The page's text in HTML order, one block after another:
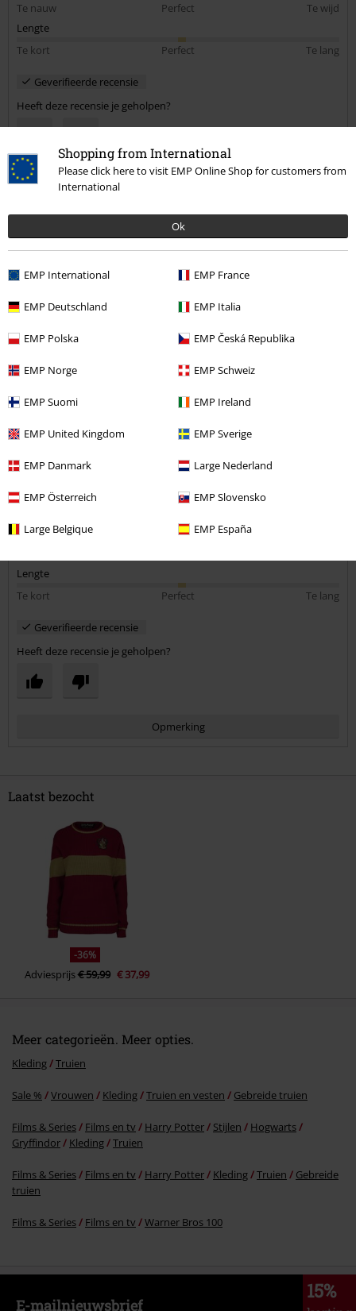
Shopping from International
Please click here to visit EMP Online Shop for customers from
International
Ok
EMP International EMP France
EMP Deutschland EMP Italia
EMP Polska EMP Česká Republika
EMP Norge EMP Schweiz
EMP Suomi EMP Ireland
EMP United Kingdom EMP Sverige
EMP Danmark Large Nederland
EMP Österreich EMP Slovensko
Large Belgique EMP España
Te nauw
Perfect
Te wijd
Lengte
Te kort
Perfect Te lang
Geverifieerde recensie
Heeft deze recensie je geholpen?
Commentaar versturen
Roos B.
Gepost op: zaterdag, 26 september 2020
Bestelde maat: M
Zit heerlijk
kloppen de kleuren helemaal, en is het embleem gedetailleerd. Dit
Pasvorm
Breedte
Lengte
Te kort
Perfect Te lang
Geverifieerde recensie
Heeft deze recensie je geholpen?
Opmerking
Commentaar versturen
Laatst bezocht
-36%
Adviesprijs€ 59,99 € 37,99
Meer categorieën. Meer opties.
Kleding Truien
Sale % Vrouwen Kleding Truien en vesten Gebreide truien
Films & Series Films en tv Harry Potter Stijlen
Hogwarts
Gryffindor
Kleding Truien
Films & Series Films en tv Harry Potter Kleding Truien
Gebreide
truien
Films & Series Films en tv Warner Bros 100
15%
E-mailnieuwsbrief